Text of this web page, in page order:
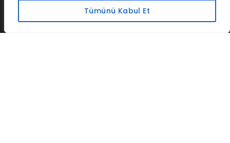
Tümünü Kabul Et